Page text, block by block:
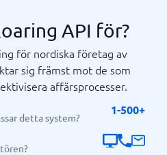
API för?
för nordiska företag av
sig främst mot de som
affärsprocesser.
detta system?
1-500+